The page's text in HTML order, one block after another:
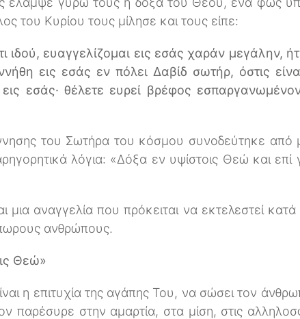
του Κυρίου τους μίλησε και τους είπε:
ιδού, ευαγγελίζομαι εις εσάς χαράν μεγάλην,
εις εσάς εν πόλει Δαβίδ σωτήρ, όστις
εις εσάς· θέλετε ευρεί βρέφος
του Σωτήρα του κόσμου συνοδεύτηκε από
λόγια: «Δόξα εν υψίστοις Θεώ και επί
μια αναγγελία που πρόκειται να εκτελεστεί
ανθρώπους.
Θεώ»
η επιτυχία της αγάπης Του, να σώσει τον
παρέσυρε στην αμαρτία, στα μίση, στις